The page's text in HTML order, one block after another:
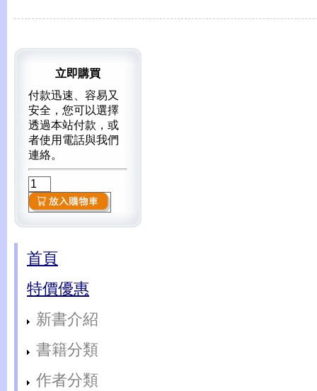
立即購買
付款迅速、容易又
安全，您可以選擇
透過本站付款，或
者使用電話與我們
連絡。
首頁
特價優惠
新書介紹
書籍分類
作者分類